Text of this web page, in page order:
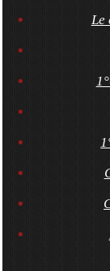
Le